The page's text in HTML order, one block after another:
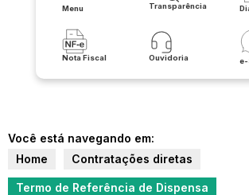
Menu Transparência
Nota Fiscal Ouvidoria e-
Você está navegando em:
Home
Contratações diretas
Termo de Referência de Dispensa